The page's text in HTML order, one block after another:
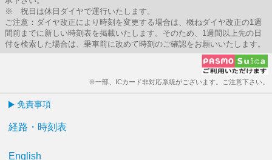
※ 祝日は休日ダイヤで運行いたします。
ご注意：ダイヤ改正により時刻を変更する場合は、概ねダイヤ改正の1週
間前までに新しい時刻表を掲載いたします。そのため、1週間以上先の日
付を検索した場合は、乗車前に改めて時刻のご確認をお願いいたします。
※一部、ICカード非対応系統がございます。ご注意下さい。
免責事項
経路・時刻表
English